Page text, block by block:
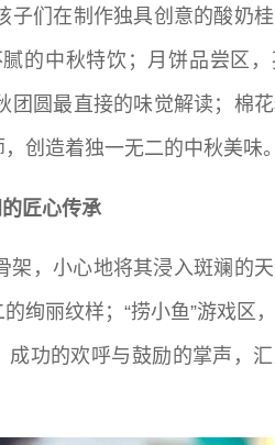
们在制作独具创意的酸奶
的中秋特饮；月饼品尝区
圆最直接的味觉解读；棉花
创造着独一无二的中秋美味。
匠心传承
，小心地将其浸入斑斓的
绚丽纹样；“捞小鱼”游戏区
成功的欢呼与鼓励的掌声，